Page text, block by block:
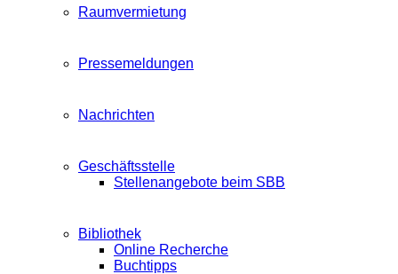
Raumvermietung
Pressemeldungen
Nachrichten
Geschäftsstelle
Stellenangebote beim SBB
Bibliothek
Online Recherche
Buchtipps